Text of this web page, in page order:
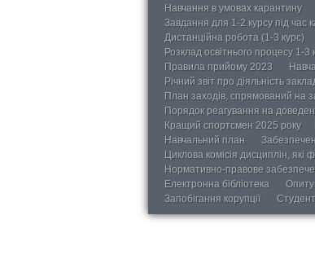
Навчання в умовах карантину
Завдання для 1-2 курсу під час
Дистанційна робота (1-3 курс)
Розклад освітнього процесу 1-3
Правила прийому 2023
Річний звіт про діяльність
План заходів, спрямований на
Порядок реагування на
Кращий спортсмен 2025 року
Навчальний план
Циклова комісія дисциплін, які
Нормативно-правове
Електронна бібліотека
Запобігання корупції